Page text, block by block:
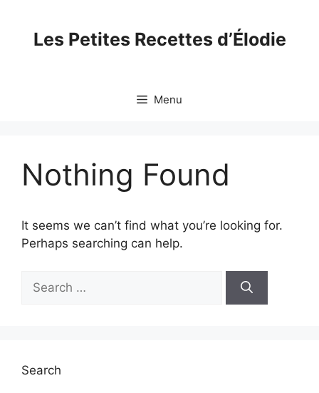
contentLes Petites Recettes d’Élodie
Menu
Nothing Found
It seems we can’t find what you’re looking for.
Perhaps searching can help.
for:
Search